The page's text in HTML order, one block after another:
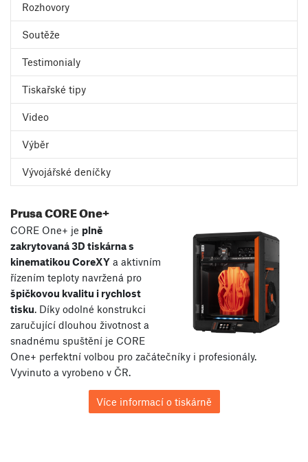
Rozhovory
Soutěže
Testimonialy
Tiskařské tipy
Video
Výběr
Vývojářské deníčky
Prusa CORE One+
CORE One+ je plně
zakrytovaná 3D tiskárna s
kinematikou CoreXY a aktivním
řízením teploty navržená pro
špičkovou kvalitu i rychlost
tisku. Díky odolné konstrukci
zaručující dlouhou životnost a
snadnému spuštění je CORE
One+ perfektní volbou pro začátečníky i profesionály.
Vyvinuto a vyrobeno v ČR.
Více informací o tiskárně